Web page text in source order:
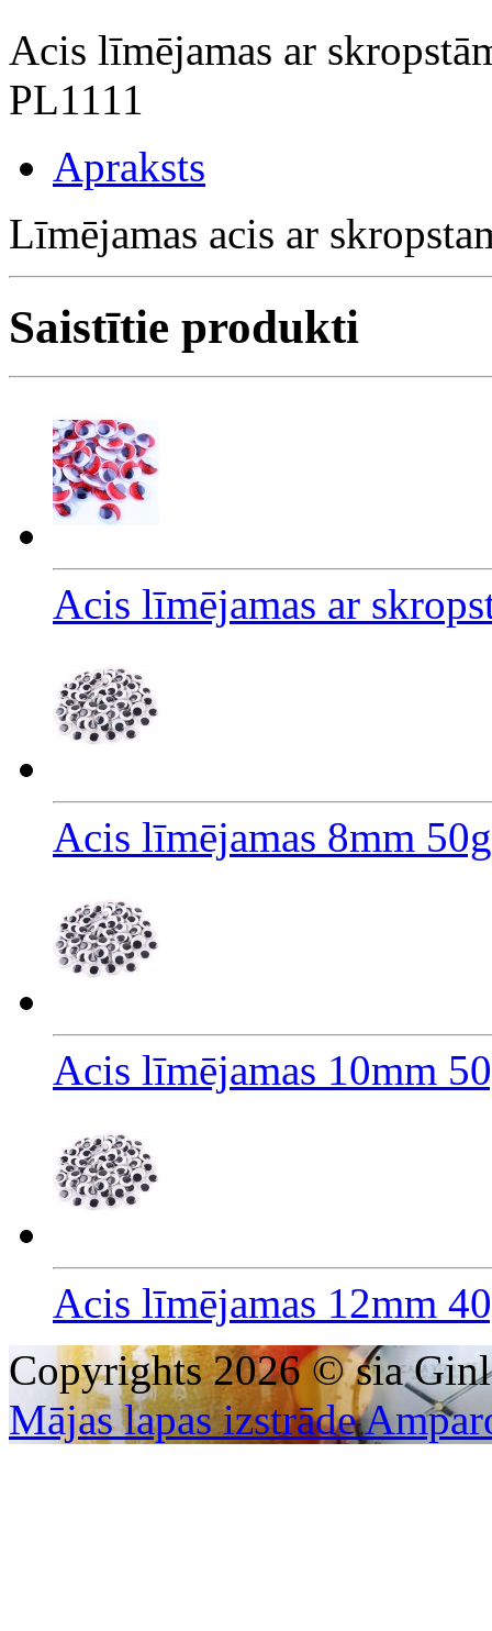
Acis līmējamas ar
PL1111
Apraksts
Līmējamas acis ar
Saistītie produkti
Acis līmējamas ar
Acis līmējamas 8mm
Acis līmējamas 10mm
Acis līmējamas 12mm
Copyrights 2026 © sia
Mājas lapas izstrāde